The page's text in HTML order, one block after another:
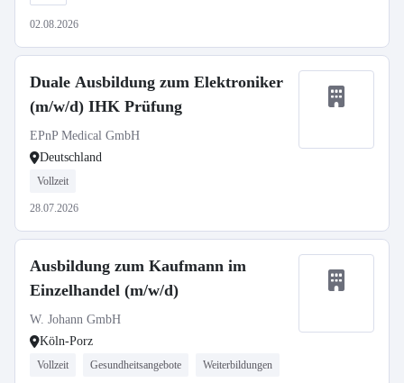
02.08.2026
Duale Ausbildung zum Elektroniker
(m/w/d) IHK Prüfung
EPnP Medical GmbH
Deutschland
Vollzeit
28.07.2026
Ausbildung zum Kaufmann im
Einzelhandel (m/w/d)
W. Johann GmbH
Köln-Porz
Vollzeit Gesundheitsangebote Weiterbildungen